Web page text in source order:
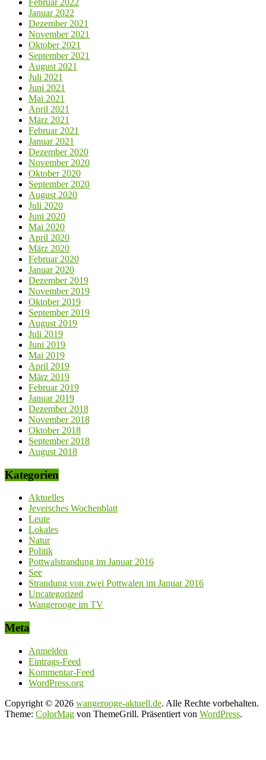
Januar 2022
Dezember 2021
November 2021
Oktober 2021
September 2021
August 2021
Juli 2021
Juni 2021
Mai 2021
April 2021
März 2021
Februar 2021
Januar 2021
Dezember 2020
November 2020
Oktober 2020
September 2020
August 2020
Juli 2020
Juni 2020
Mai 2020
April 2020
März 2020
Februar 2020
Januar 2020
Dezember 2019
November 2019
Oktober 2019
September 2019
August 2019
Juli 2019
Juni 2019
Mai 2019
April 2019
März 2019
Februar 2019
Januar 2019
Dezember 2018
November 2018
Oktober 2018
September 2018
August 2018
Kategorien
Aktuelles
Jeversches Wochenblatt
Leute
Lokales
Natur
Politik
Pottwalstrandung im Januar 2016
See
Strandung von zwei Pottwalen im Januar 2016
Uncategorized
Wangerooge im TV
Meta
Anmelden
Eintrags-Feed
Kommentar-Feed
WordPress.org
Copyright © 2026 wangerooge-aktuell.de. Alle Rechte vorbehalten.
Theme: ColorMag von ThemeGrill. Präsentiert von WordPress.